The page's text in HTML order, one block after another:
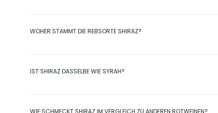
WOHER STAMMT DIE REBSORTE SHIRAZ?
Weinrebe im 19. Jahrhundert und hat sich dort, vor allem im
Südafrika hat sie sich durchgesetzt.
IST SHIRAZ DASSELBE WIE SYRAH?
Shiraz für den kräftigeren, fruchtbetonten Stil aus Australien
WIE SCHMECKT SHIRAZ IM VERGLEICH ZU ANDEREN ROTWEINEN?